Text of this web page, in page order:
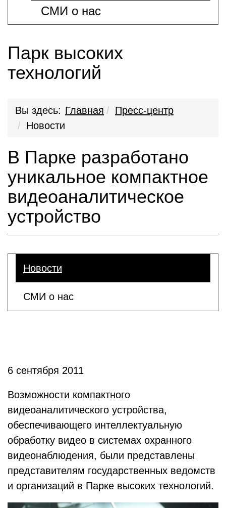
СМИ о нас
Парк высоких
технологий
Вы здесь: Главная
Пресс-центр
Новости
В Парке разработано
уникальное компактное
видеоаналитическое
устройство
Новости
СМИ о нас
6 сентября 2011
Возможности компактного
видеоаналитического устройства,
обеспечивающего интеллектуальную
обработку видео в системах охранного
видеонаблюдения, были представлены
представителям государственных ведомств
и организаций в Парке высоких технологий.